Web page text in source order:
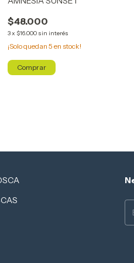
$48.000
3x $16.000 sin interés
¡Solo quedan 5 en stock!
Comprar